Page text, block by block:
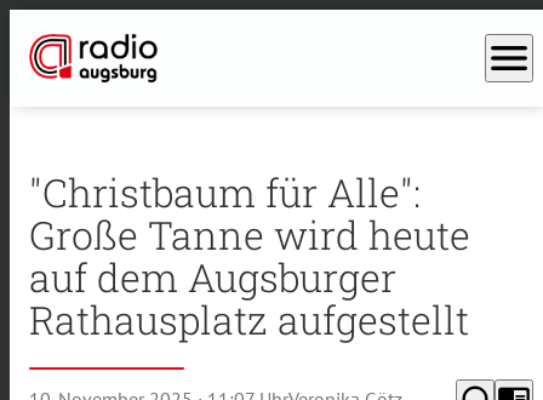
menu
"Christbaum für Alle":
Große Tanne wird heute
auf dem Augsburger
Rathausplatz aufgestellt